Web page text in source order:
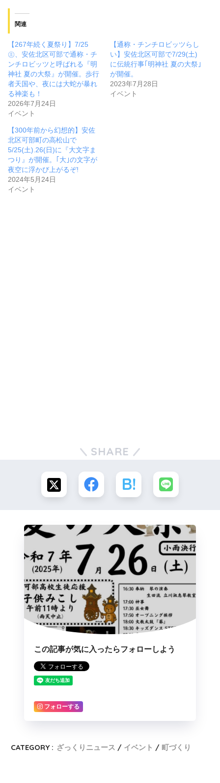
関連
【267年続く夏祭り】7/25
㊏、安佐北区可部で通称・チ
ンチロビッツと呼ばれる『明
神社 夏の大祭』が開催。歩行
者天国や、夜には大蛇が暴れ
る神楽も！
2026年7月24日
イベント
【通称・チンチロビッツらし
い】安佐北区可部で7/29(土)
に伝統行事｢明神社 夏の大祭｣
が開催。
2023年7月28日
イベント
【300年前から幻想的】安佐
北区可部町の高松山で
5/25(土).26(日)に『大文字ま
つり』が開催。｢大｣の文字が
夜空に浮かび上がるぞ!
2024年5月24日
イベント
SHARE
この記事が気に入ったらフォローしよう
フォローする
CATEGORY : ざっくりニュース イベント 町づくり